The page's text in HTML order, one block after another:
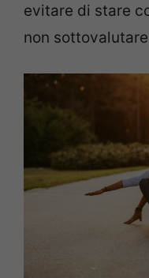
evitare di stare
non